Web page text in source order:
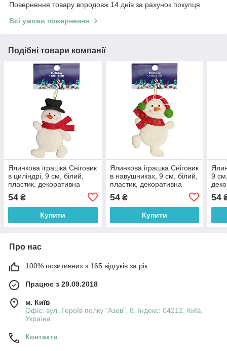
Повернення товару впродовж 14 днів за рахунок покупця
Всі умови повернення
Подібні товари компанії
Ялинкова іграшка Сніговик
в циліндрі, 9 см, білий,
пластик, декоративна
(001361-6)
54 ₴
Купити
Ялинкова іграшка Сніговик
в навушниках, 9 см, білий,
пластик, декоративна
(001361-8)
54₴
Купити
9
54
Про нас
100% позитивних з 165 відгуків за рік
Працює з 29.09.2018
м. Київ
Офіс: вул. Героїв полку "Азов", 8, Індекс: 04212, Київ,
Україна
Контакти